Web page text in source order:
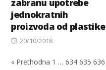
zabranu upotrebe
jednokratnih
proizvoda od plastike
Posted
20/10/2018
« Prethodna 1 … 634 635 636